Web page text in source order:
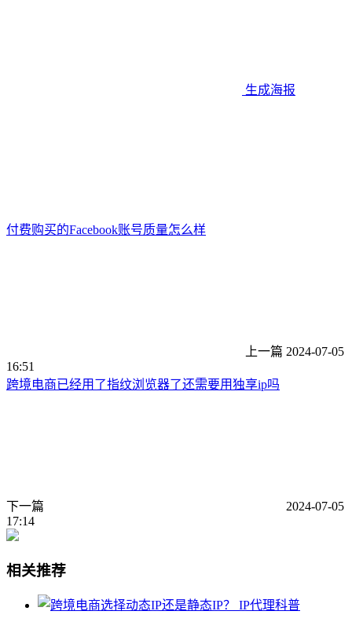
生成海报
付费购买的Facebook账号质量怎么样
上一篇 2024-07-05
16:51
跨境电商已经用了指纹浏览器了还需要用独享ip吗
下一篇
2024-07-05
17:14
相关推荐
IP代理科普